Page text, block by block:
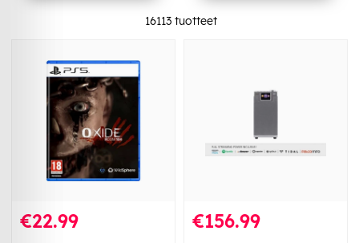
16113 tuotteet
€22.99 €156.99